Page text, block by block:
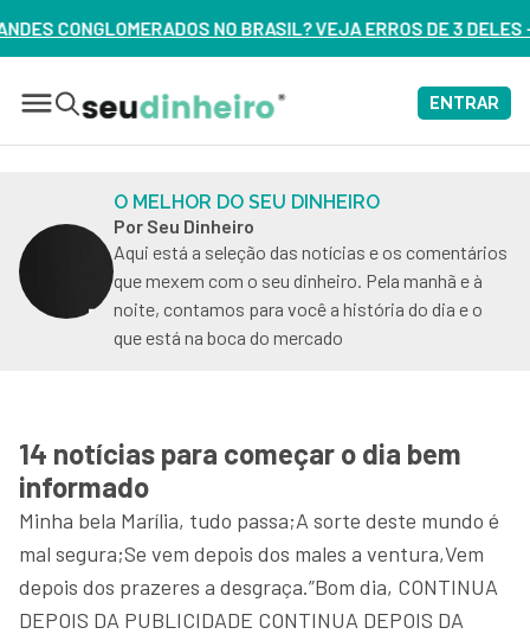
VEJA ERROS DE 3 DELES – ASSISTA AGORA
ENTRAR
O MELHOR DO SEU DINHEIRO
Por Seu Dinheiro
Aqui está a seleção das notícias e os comentários
que mexem com o seu dinheiro. Pela manhã e à
noite, contamos para você a história do dia e o
que está na boca do mercado
14 notícias para começar o dia bem
informado
Minha bela Marília, tudo passa;A sorte deste mundo é
mal segura;Se vem depois dos males a ventura,Vem
depois dos prazeres a desgraça.”Bom dia, CONTINUA
DEPOIS DA PUBLICIDADE CONTINUA DEPOIS DA